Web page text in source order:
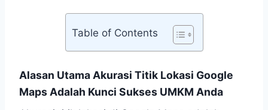
Table of Contents
Alasan Utama Akurasi Titik Lokasi Google
Maps Adalah Kunci Sukses UMKM Anda